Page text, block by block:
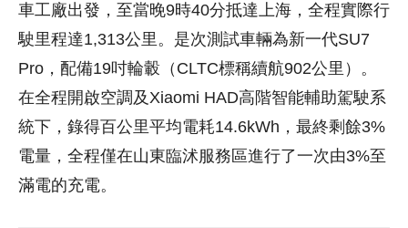
車工廠出發，至當晚9時40分抵達上海，全程實際行
駛里程達1,313公里。是次測試車輛為新一代SU7
Pro，配備19吋輪轂（CLTC標稱續航902公里）。
在全程開啟空調及Xiaomi HAD高階智能輔助駕駛系
統下，錄得百公里平均電耗14.6kWh，最終剩餘3%
電量，全程僅在山東臨沭服務區進行了一次由3%至
滿電的充電。